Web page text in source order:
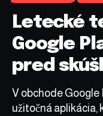
Letecké
Google
pred
V obchode
užitočná aplikácia,